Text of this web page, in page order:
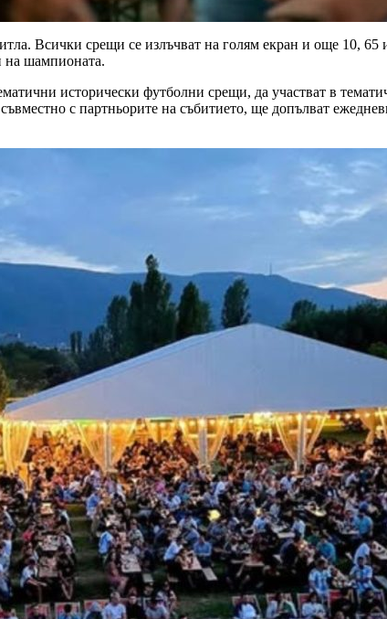
Всички срещи се излъчват на голям екран и още 10,
на шампионата.
исторически футболни срещи, да участват в
с партньорите на събитието, ще допълват